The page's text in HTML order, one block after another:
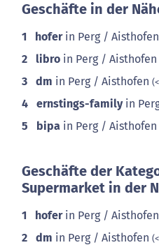
Geschäfte in der
1 hoferin Perg / Aisthofen
2 libro in Perg / Aisthofen
3 dm in Perg / Aisthofen
4 ernstings-familyin
5 bipa in Perg / Aisthofen
Geschäfte der
Supermarket in der
1 hoferin Perg / Aisthofen
2 dm in Perg / Aisthofen